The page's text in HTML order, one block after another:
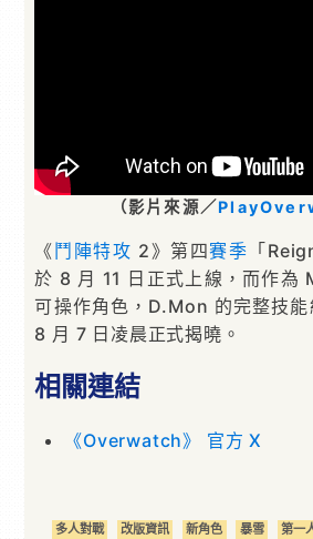
（影片來源／
《 鬥陣特攻 2》第四賽季 「
於 8 月 11 日正式上線，而作為
可操作角色，D.Mon 的完整技
8 月 7 日凌晨正式揭曉。
相關連結
《Overwatch》 官方 X
多人對戰 改版資訊 新角色 暴雪 第一